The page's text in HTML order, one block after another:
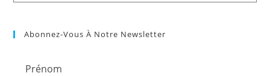
Abonnez-Vous À Notre Newsletter
Prénom